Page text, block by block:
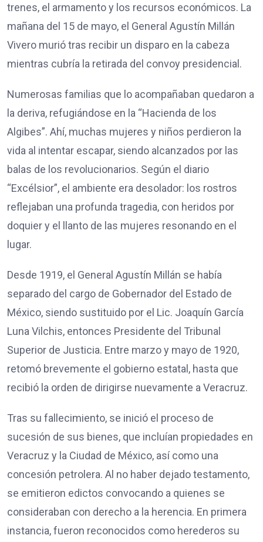
trenes, el armamento y los recursos económicos. La
mañana del 15 de mayo, el General Agustín Millán
Vivero murió tras recibir un disparo en la cabeza
mientras cubría la retirada del convoy presidencial.
Numerosas familias que lo acompañaban quedaron a
la deriva, refugiándose en la “Hacienda de los
Algibes”. Ahí, muchas mujeres y niños perdieron la
vida al intentar escapar, siendo alcanzados por las
balas de los revolucionarios. Según el diario
“Excélsior”, el ambiente era desolador: los rostros
reflejaban una profunda tragedia, con heridos por
doquier y el llanto de las mujeres resonando en el
lugar.
Desde 1919, el General Agustín Millán se había
separado del cargo de Gobernador del Estado de
México, siendo sustituido por el Lic. Joaquín García
Luna Vilchis, entonces Presidente del Tribunal
Superior de Justicia. Entre marzo y mayo de 1920,
retomó brevemente el gobierno estatal, hasta que
recibió la orden de dirigirse nuevamente a Veracruz.
Tras su fallecimiento, se inició el proceso de
sucesión de sus bienes, que incluían propiedades en
Veracruz y la Ciudad de México, así como una
concesión petrolera. Al no haber dejado testamento,
se emitieron edictos convocando a quienes se
consideraban con derecho a la herencia. En primera
instancia, fueron reconocidos como herederos su